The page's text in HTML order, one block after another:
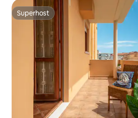
Superhost
Superhost